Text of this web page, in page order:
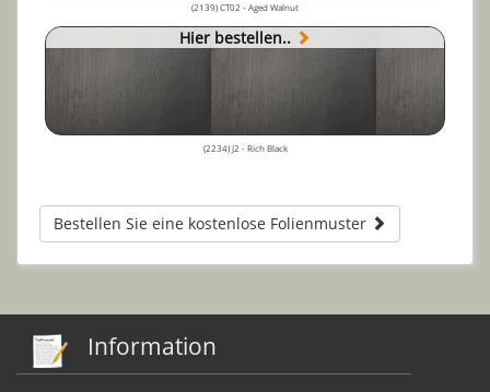
(2139) CT02 - Aged Walnut
Hier bestellen..
(2234) J2 - Rich Black
Bestellen Sie eine kostenlose Folienmuster
Information